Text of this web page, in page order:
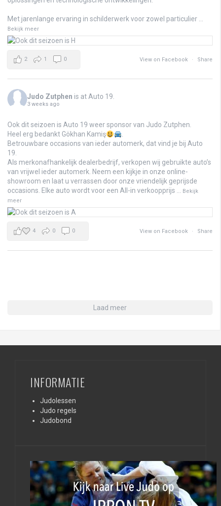
Met jarenlange ervaring in schilderwerk voor zowel particulier
Bekijk meer
View on Facebook · Share
2 1 0
Judo Zutphen is at Auto 19.
3 weeks ago
Ook dit seizoen is Auto 19 weer sponsor van Judo Zutphen.
Heel erg bedankt Gökhan Kamiş
Betrouwbare occasions van ieder automerk, dat vind je bij Auto
19.
Als merkonafhankelijk dealerbedrijf, verkopen wij gebruikte auto’s
van vrijwel ieder automerk. Neem een kijkje in onze online-
showroom en laat u verrassen door onze vriendelijk geprijsde
occasions. Elke auto wordt voor een All-in verkoopprijs
Bekijk
meer
View on Facebook · Share
4 0 0
Laad meer
INFORMATIE
Judolessen
Judo regels
Judobond